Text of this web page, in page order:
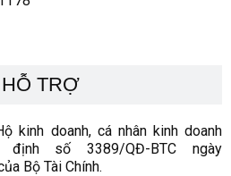
TRỢ
kinh doanh, cá nhân kinh doanh
định số 3389/QĐ-BTC ngày
Bộ Tài Chính.